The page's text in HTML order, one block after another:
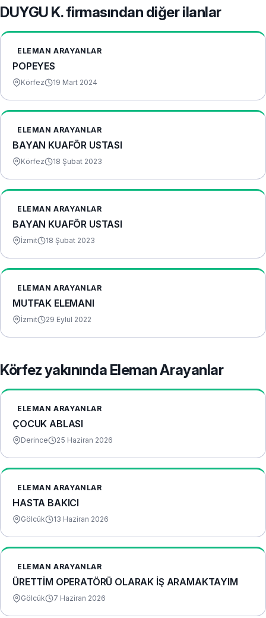
DUYGU K. firmasından diğer ilanlar
ELEMAN ARAYANLAR
POPEYES
Körfez 19 Mart 2024
ELEMAN ARAYANLAR
BAYAN KUAFÖR USTASI
Körfez 18 Şubat 2023
ELEMAN ARAYANLAR
BAYAN KUAFÖR USTASI
İzmit 18 Şubat 2023
ELEMAN ARAYANLAR
MUTFAK ELEMANI
İzmit 29 Eylül 2022
Körfez yakınında Eleman Arayanlar
ELEMAN ARAYANLAR
ÇOCUK ABLASI
Derince 25 Haziran 2026
ELEMAN ARAYANLAR
HASTA BAKICI
Gölcük 13 Haziran 2026
ELEMAN ARAYANLAR
ÜRETTİM OPERATÖRÜ OLARAK İŞ ARAMAKTAYIM
Gölcük 7 Haziran 2026